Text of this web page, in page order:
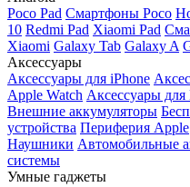
Poco Pad Смартфоны Poco
10 Redmi Pad Xiaomi Pad
Xiaomi Galaxy Tab Galaxy A
Аксессуары
Аксессуары для iPhone
Apple Watch Аксессуары
Внешние аккумуляторы
устройства Периферия Apple
Наушники Автомобильные
системы
Умные гаджеты